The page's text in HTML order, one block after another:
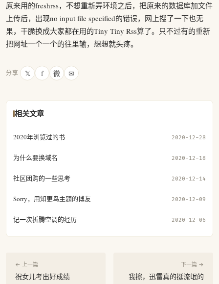
原来用的freshrss，不想重新弄环境之后，把原来的数据库加文件
上传后，出现no input file specified的错误，网上搜了一下也无
果，干脆换成大家都在用的Tiny Tiny Rss算了。只不过有的重新
把网址一个一个的往里输，想想就头疼。
分享 𝕏 f 微 ✉
相关文章
2020年浏览过的书 2020-12-28
为什么要换域名 2020-12-18
社区团购的一些思考 2020-12-14
Sorry，用知更鸟主题的博友 2020-12-09
记一次折腾空调的经历 2020-12-06
← 上一篇
祝女儿考出好成绩
下一篇 →
我擦，迅雷真的挺流氓的